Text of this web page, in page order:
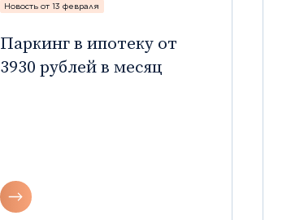
Новость от 13 февраля
Паркинг в ипотеку от
3930 рублей в месяц